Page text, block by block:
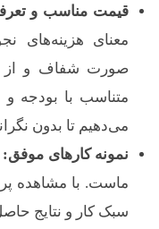
قیمت مناسب و
معنای هزینه‌های
صورت شفاف و از
متناسب با بودجه و
می‌دهیم تا بدون
نمونه کارهای موفق:
ماست. با مشاهده
سبک کار و نتایج